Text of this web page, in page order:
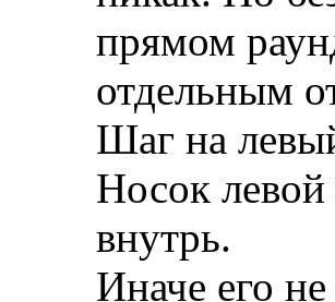
прямом
отдельным
Шаг на
Носок левой
внутрь.
Иначе его